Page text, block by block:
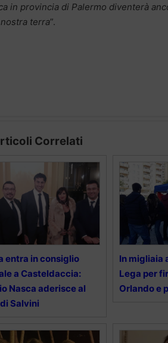
in provincia di Palermo diventerà
terra”.
Correlati
entra in consiglio
a Casteldaccia:
Nasca aderisce al
Salvini
In migliaia
Lega per
Orlando e